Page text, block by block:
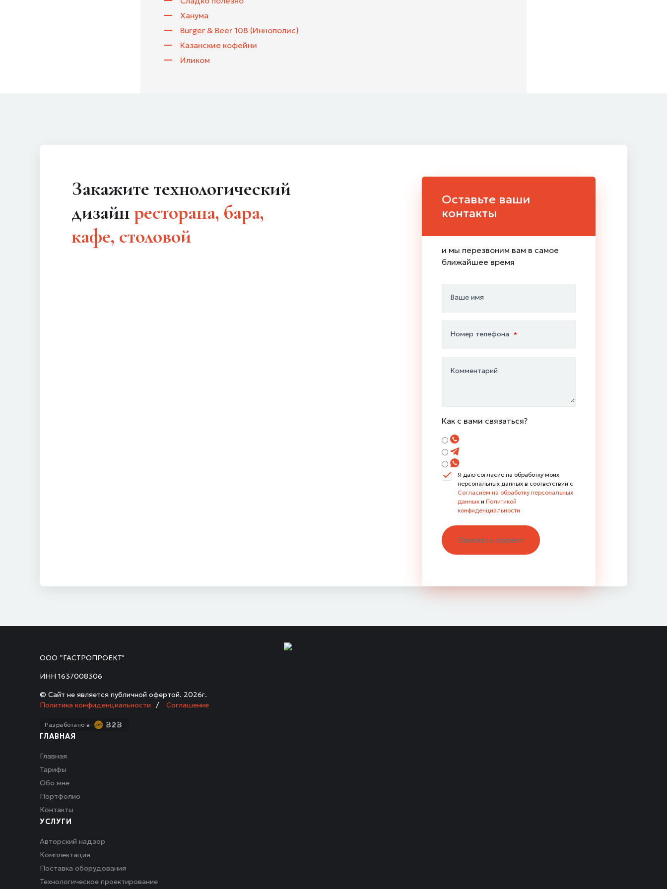
Ханума
Burger & Beer 108 (Иннополис)
Казанские кофейни
Иликом
Закажите технологический
дизайнресторана, бара,
кафе, столовой
Оставьте ваши
контакты
и мы перезвоним вам в самое
ближайшее время
Ваше имя
Номер телефона
Комментарий
Как с вами связаться?
Я даю согласие на обработку моих
персональных данных в соответствии с
Согласием на обработку персональных
данных и Политикой
конфиденциальности
Заказать проект
ООО ”ГАСТРОПРОЕКТ"
ИНН 1637008306
© Сайт не является публичной офертой. 2026г.
Политика конфиденциальности
/ Соглашение
Разработано в
ГЛАВНАЯ
Главная
Тарифы
Обо мне
Портфолио
Контакты
УСЛУГИ
Авторский надзор
Комплектация
Поставка оборудования
Технологическое проектирование